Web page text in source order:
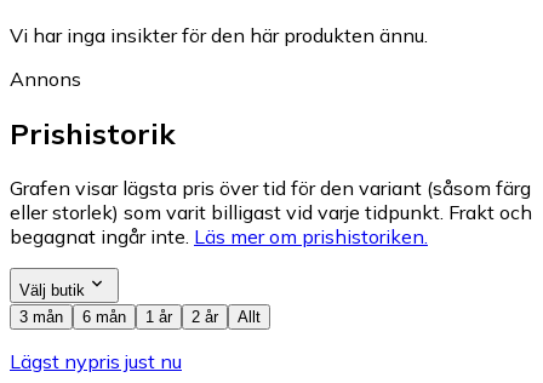
Vi har inga insikter för den här produkten ännu.
Annons
Prishistorik
Grafen visar lägsta pris över tid för den variant (såsom färg
eller storlek) som varit billigast vid varje tidpunkt. Frakt och
begagnat ingår inte. Läs mer om prishistoriken.
Välj butik
3 mån
6 mån 1 år 2 år Allt
Lägst nypris just nu